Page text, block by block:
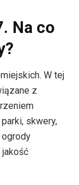
Na co
W tej
z
skwery,
jakość